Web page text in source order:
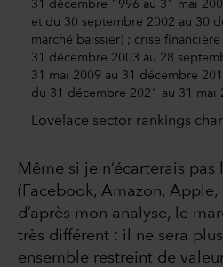
31 décembre 1996 au 31 mai
et du 30 septembre 2002 au 30
marché baissier) ; crise
31 décembre 2003 au 28
31 mai 2009 au 31 décembre
du 31 décembre 2021 au 31 mai
Lovelace sector rankings
Même si je n’écarterais pas
(Facebook, Amazon,
d’après mon analyse, le
très différent : il ne sera
ensemble restreint de